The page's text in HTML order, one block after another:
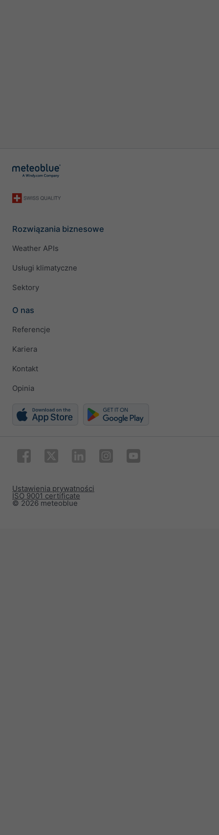
Rozwiązania biznesowe
Weather APIs
Usługi klimatyczne
Sektory
O nas
Referencje
Kariera
Kontakt
Opinia
© 2026 meteoblue
ISO 9001 certificate
Ustawienia prywatności